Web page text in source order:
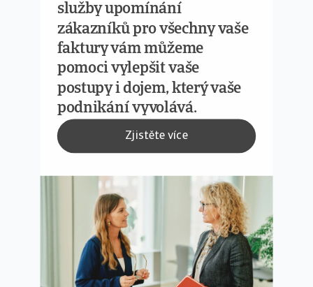
služby upomínání
zákazníků pro všechny vaše
faktury vám můžeme
pomoci vylepšit vaše
postupy i dojem, který vaše
podnikání vyvolává.
Zjistěte více